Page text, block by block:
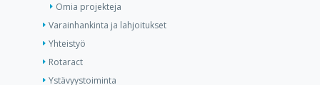
Omia projekteja
Varainhankinta ja lahjoitukset
Yhteistyö
Rotaract
Ystävyystoiminta